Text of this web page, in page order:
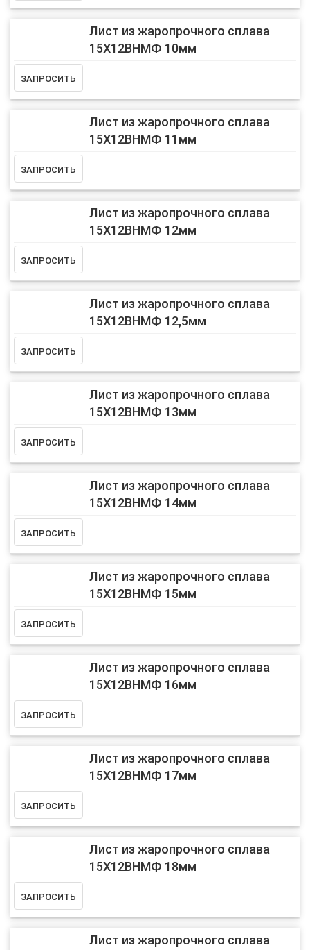
Лист из жаропрочного сплава
15Х12ВНМФ 10мм
Лист из жаропрочного сплава
15Х12ВНМФ 11мм
Лист из жаропрочного сплава
15Х12ВНМФ 12мм
Лист из жаропрочного сплава
15Х12ВНМФ 12,5мм
Лист из жаропрочного сплава
15Х12ВНМФ 13мм
Лист из жаропрочного сплава
15Х12ВНМФ 14мм
Лист из жаропрочного сплава
15Х12ВНМФ 15мм
Лист из жаропрочного сплава
15Х12ВНМФ 16мм
Лист из жаропрочного сплава
15Х12ВНМФ 17мм
Лист из жаропрочного сплава
15Х12ВНМФ 18мм
Лист из жаропрочного сплава